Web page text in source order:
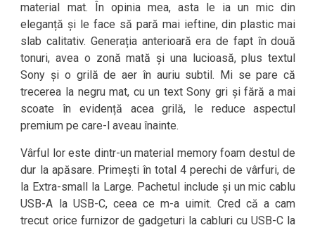
material mat. În opinia mea, asta le ia un mic din
eleganță și le face să pară mai ieftine, din plastic mai
slab calitativ. Generația anterioară era de fapt în două
tonuri, avea o zonă mată și una lucioasă, plus textul
Sony și o grilă de aer în auriu subtil. Mi se pare că
trecerea la negru mat, cu un text Sony gri și fără a mai
scoate în evidență acea grilă, le reduce aspectul
premium pe care-l aveau înainte.
Vârful lor este dintr-un material memory foam destul de
dur la apăsare. Primești în total 4 perechi de vârfuri, de
la Extra-small la Large. Pachetul include și un mic cablu
USB-A la USB-C, ceea ce m-a uimit. Cred că a cam
trecut orice furnizor de gadgeturi la cabluri cu USB-C la